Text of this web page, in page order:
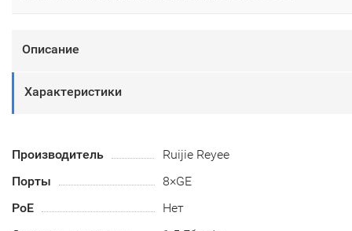
Описание
Характеристики
Производитель
Ruijie Reyee
Порты
8×GE
PoE
Нет